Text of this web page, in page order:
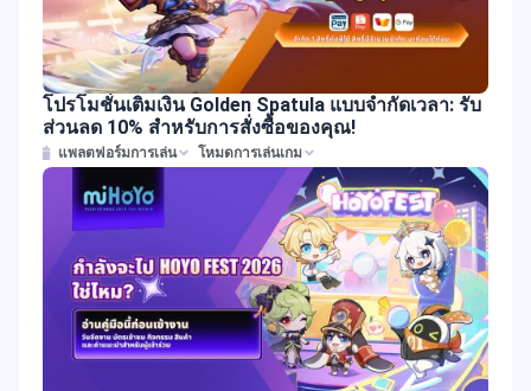
โปรโมชั่นเติมเงิน Golden Spatula แบบจำกัดเวลา: รับ
ส่วนลด 10% สำหรับการสั่งซื้อของคุณ!
แพลตฟอร์มการเล่น โหมดการเล่นเกม